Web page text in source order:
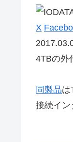
X
4TBの外
同製品は
接続イン